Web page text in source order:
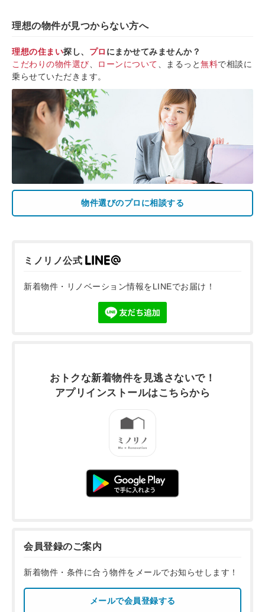
理想の物件が見つからない方へ
理想の住まい探し、 プロ にまかせてみませんか？
こだわりの物件選び
ローンについて 、まるっと無料で相談に
乗らせていただきます。
物件選びのプロに相談する
ミノリノ公式
新着物件・リノベーション情報をLINEでお届け！
おトクな新着物件を 見逃さないで！
アプリインストールはこちらから
会員登録のご案内
新着物件・条件に合う物件をメールでお知らせします！
メールで会員登録する